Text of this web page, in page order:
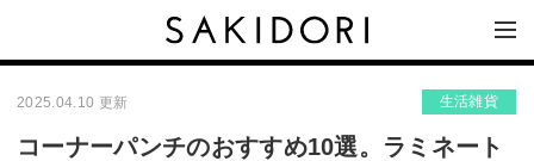
2025.04.10 更新 生活雑貨
コーナーパンチのおすすめ10選。ラミネート